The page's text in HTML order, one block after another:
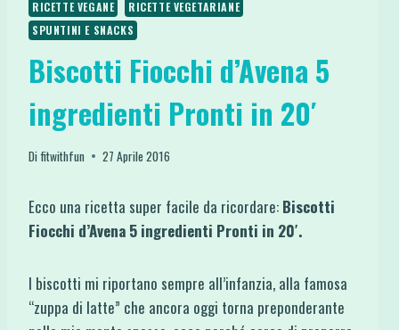
RICETTE VEGANE
RICETTE VEGETARIANE
SPUNTINI E SNACKS
Biscotti Fiocchi d’Avena 5
ingredienti Pronti in 20′
Difitwithfun 27 Aprile 2016
Ecco una ricetta super facile da ricordare: Biscotti
Fiocchi d’Avena 5 ingredienti Pronti in 20′.
I biscotti mi riportano sempre all’infanzia, alla famosa
“zuppa di latte” che ancora oggi torna preponderante